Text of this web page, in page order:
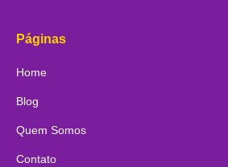
Páginas
Home
Blog
Quem Somos
Contato